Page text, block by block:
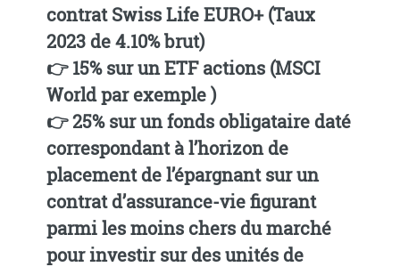
contrat Swiss Life EURO+(Taux
2023 de 4.10% brut)
👉 15% sur un ETF actions (MSCI
World par exemple )
👉 25% sur unfonds obligataire daté
correspondant à l’horizon de
placement de l’épargnant sur un
contrat d’assurance-vie figurant
parmi les moins chers du marché
pour investir sur des unités de